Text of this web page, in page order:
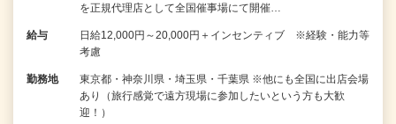
を正規代理店として全国催事場にて開催…
給与
日給12,000円～20,000円＋インセンティブ ※経験・能力等
考慮
勤務地
東京都・神奈川県・埼玉県・千葉県 ※他にも全国に出店会場
あり（旅行感覚で遠方現場に参加したいという方も大歓
迎！）